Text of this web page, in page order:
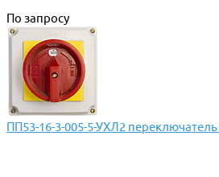
По запросу
ПП53-16-3-005-5-УХЛ2